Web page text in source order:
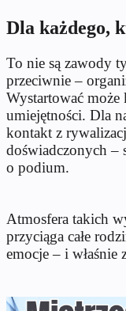
Dla każdego,
To nie są zawody
przeciwnie –
Wystartować
umiejętności. Dla
kontakt z
doświadczonych –
o podium.
Atmosfera takich
przyciąga całe
emocje – i właśnie